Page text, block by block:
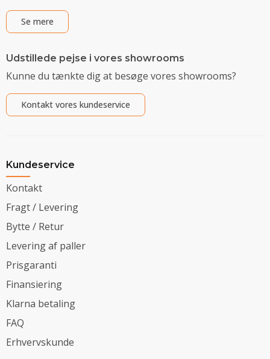
Se mere
Udstillede pejse i vores showrooms
Kunne du tænkte dig at besøge vores showrooms?
Kontakt vores kundeservice
Kundeservice
Kontakt
Fragt / Levering
Bytte / Retur
Levering af paller
Prisgaranti
Finansiering
Klarna betaling
FAQ
Erhvervskunde